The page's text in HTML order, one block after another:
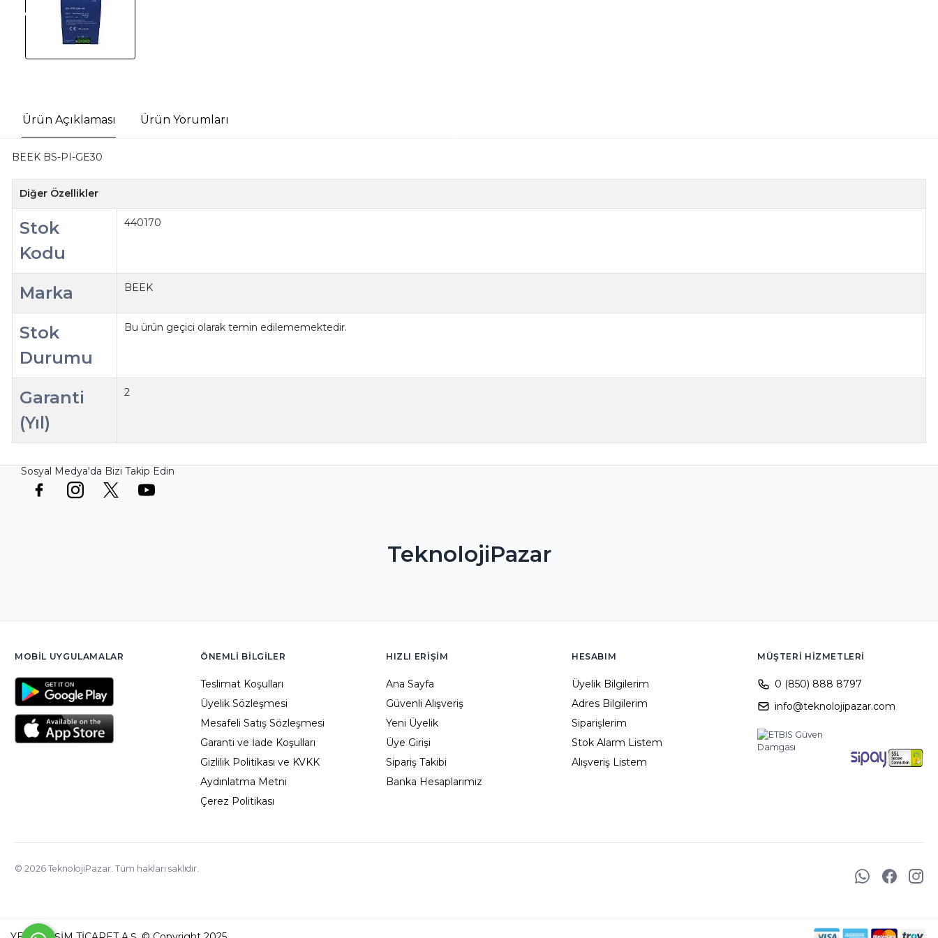
Ürün Açıklaması Ürün Yorumları
BEEK BS-PI-GE30
Diğer Özellikler
Stok
Kodu
440170
Marka BEEK
Stok
Durumu
Bu ürün geçici olarak temin edilememektedir.
Garanti
(Yıl)
2
Sosyal Medya'da Bizi Takip Edin
TeknolojiPazar
MOBIL UYGULAMALAR ÖNEMLI BILGILER
Teslimat Koşulları
Üyelik Sözleşmesi
Mesafeli Satış Sözleşmesi
Garanti ve İade Koşulları
Gizlilik Politikası ve KVKK
Aydınlatma Metni
Çerez Politikası
HIZLI ERIŞIM
Ana Sayfa
Güvenli Alışveriş
Yeni Üyelik
Üye Girişi
Sipariş Takibi
Banka Hesaplarımız
HESABIM
Üyelik Bilgilerim
Adres Bilgilerim
Siparişlerim
Stok Alarm Listem
Alışveriş Listem
MÜŞTERI HIZMETLERI
0 (850) 888 8797
info@teknolojipazar.com
© 2026 TeknolojiPazar. Tüm hakları saklıdır.